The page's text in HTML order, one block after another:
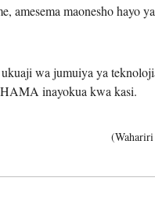
Português
Қазақ тілі
maonesho hayo
wa jumuiya ya
inayokua kwa kasi.